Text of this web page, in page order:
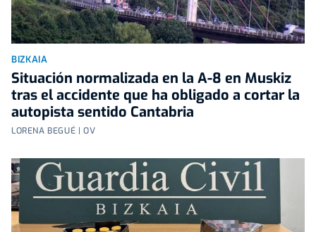
BIZKAIA
Situación normalizada en la A-8 en Muskiz
tras el accidente que ha obligado a cortar la
autopista sentido Cantabria
LORENA BEGUÉ | OV